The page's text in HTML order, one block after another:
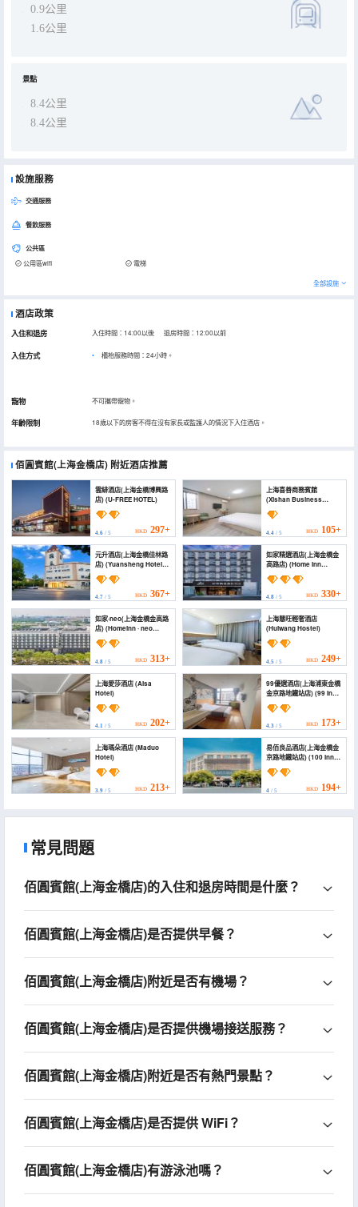
0.9公里
1.6公里
景點
8.4公里
8.4公里
設施服務
交通服務
餐飲服務
公共區
公用區wifi 電梯
全部設施
酒店政策
入住和退房 入住時間：14:00以後 退房時間：12:00以前
入住方式 櫃枱服務時間：24小時。
寵物 不可攜帶寵物。
年齡限制 18歲以下的房客不得在沒有家長或監護人的情況下入住酒店。
佰圓賓館(上海金橋店) 附近酒店推薦
雲緋酒店(上海金橋博興路
店) (U-FREE HOTEL)
4.6 / 5 HKD 297+
上海喜善商務賓館
(Xishan Business
Hotel)
4.4/ 5 HKD 105+
元升酒店(上海金橋佳林路
店) (Yuansheng Hotel
(Shanghai Jinqiao Jialin
Road))
4.7 / 5 HKD 367+
如家精選酒店(上海金橋金
高路店) (Home Inn
Selected Hotel
(Shanghai Jinqiao
Jinggao Road Branch))
4.8/ 5 HKD 330+
如家·neo(上海金橋金高路
店) (Homeinn · neo
(Shanghai Jinqiao
Jingao Road))
4.8 / 5 HKD 313+
上海慧旺輕奢酒店
(Huiwang Hostel)
4.5/ 5 HKD 249+
上海愛莎酒店 (Aisa
Hotel)
4.1 / 5 HKD 202+
99優選酒店(上海浦東金橋
金京路地鐵站店) (99 Inn
(Shanghai Pudong
Jinqiao Jingao Road))
4.3/ 5 HKD 173+
上海瑪朵酒店 (Maduo
Hotel)
3.9 / 5 HKD 213+
易佰良品酒店(上海金橋金
京路地鐵站店) (100 Inn
(Shanghai Pudong
Jinqiao))
4/ 5 HKD 194+
常見問題
佰圓賓館(上海金橋店)的入住和退房時間是什麼？
佰圓賓館(上海金橋店)是否提供早餐？
佰圓賓館(上海金橋店)附近是否有機場？
佰圓賓館(上海金橋店)是否提供機場接送服務？
佰圓賓館(上海金橋店)附近是否有熱門景點？
佰圓賓館(上海金橋店)是否提供 WiFi？
佰圓賓館(上海金橋店)有游泳池嗎？